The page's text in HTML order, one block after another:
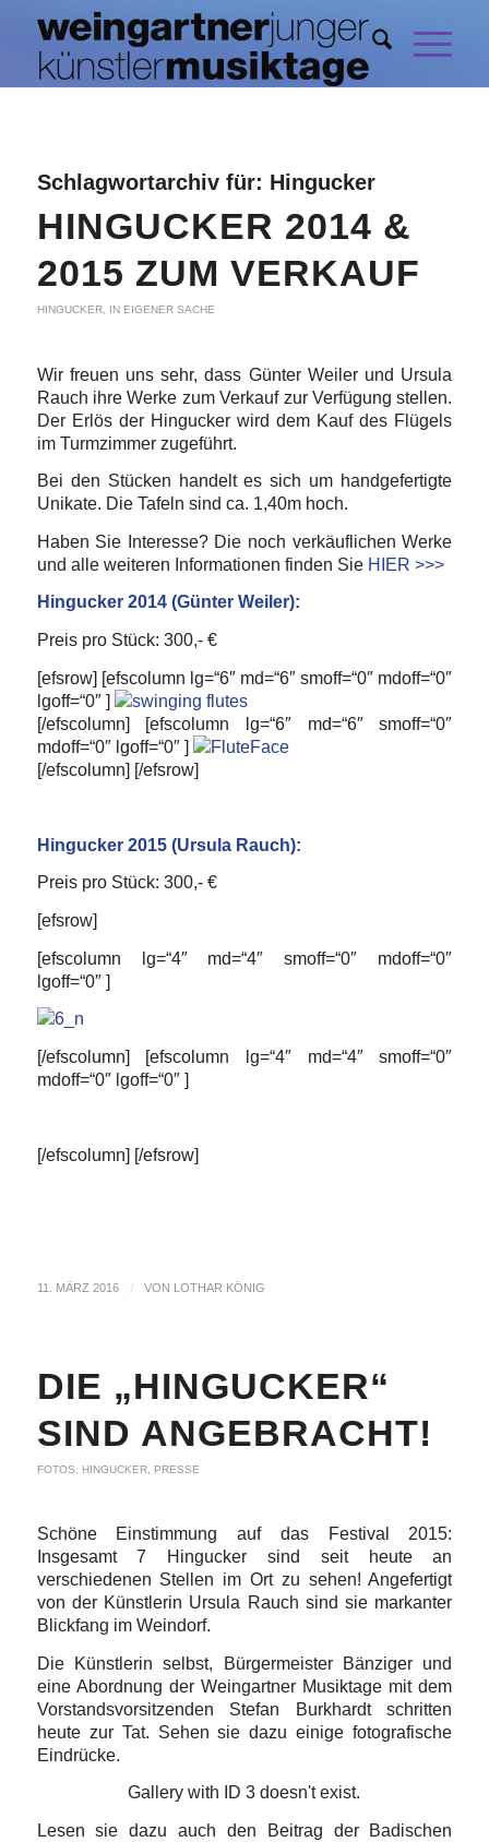
Schlagwortarchiv für: Hingucker
HINGUCKER 2014 &
2015 ZUM VERKAUF
HINGUCKER, IN EIGENER SACHE
Wir freuen uns sehr, dass Günter Weiler und Ursula
Rauch ihre Werke zum Verkauf zur Verfügung stellen.
Der Erlös der Hingucker wird dem Kauf des Flügels
im Turmzimmer zugeführt.
Bei den Stücken handelt es sich um handgefertigte
Unikate. Die Tafeln sind ca. 1,40m hoch.
Haben Sie Interesse? Die noch verkäuflichen Werke
und alle weiteren Informationen finden Sie HIER >>>
Hingucker 2014 (Günter Weiler):
Preis pro Stück: 300,- €
[efsrow] [efscolumn lg=“6″ md=“6″ smoff=“0″ mdoff=“0″
lgoff=“0″ ]
[/efscolumn] [efscolumn lg=“6″ md=“6″ smoff=“0″
mdoff=“0″ lgoff=“0″ ]
[/efscolumn] [/efsrow]
Hingucker 2015 (Ursula Rauch):
Preis pro Stück: 300,- €
[efsrow]
[efscolumn lg=“4″ md=“4″ smoff=“0″ mdoff=“0″
lgoff=“0″ ]
[/efscolumn] [efscolumn lg=“4″ md=“4″ smoff=“0″
mdoff=“0″ lgoff=“0″ ]
[/efscolumn] [/efsrow]
11. MÄRZ 2016 / VON LOTHAR KÖNIG
DIE „HINGUCKER“
SIND ANGEBRACHT!
FOTOS HINGUCKER, PRESSE
Schöne Einstimmung auf das Festival 2015:
Insgesamt 7 Hingucker sind seit heute an
verschiedenen Stellen im Ort zu sehen! Angefertigt
von der Künstlerin Ursula Rauch sind sie markanter
Blickfang im Weindorf.
Die Künstlerin selbst, Bürgermeister Bänziger und
eine Abordnung der Weingartner Musiktage mit dem
Vorstandsvorsitzenden Stefan Burkhardt schritten
heute zur Tat. Sehen sie dazu einige fotografische
Eindrücke.
Gallery with ID 3 doesn't exist.
Lesen sie dazu auch den Beitrag der Badischen